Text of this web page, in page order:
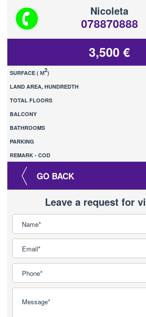
Nicoleta
078870888
3,500 €
SURFACE ( М2)
LAND AREA, HUNDREDTH
TOTAL FLOORS
BALCONY
BATHROOMS
PARKING
REMARK - COD
GO BACK
Leave a request for